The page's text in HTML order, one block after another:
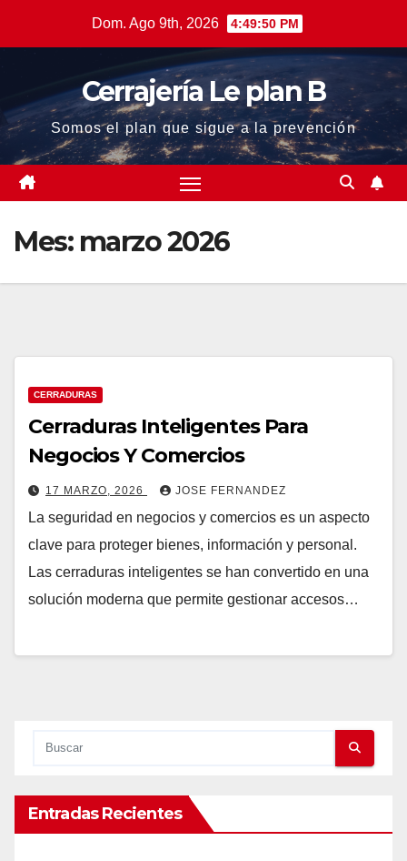
Dom. Ago 9th, 2026 4:49:51 PM
Cerrajería Le plan B
Somos el plan que sigue a la prevención
Mes: marzo 2026
CERRADURAS
Cerraduras Inteligentes Para
Negocios Y Comercios
17 MARZO, 2026 JOSE FERNANDEZ
La seguridad en negocios y comercios es un aspecto
clave para proteger bienes, información y personal.
Las cerraduras inteligentes se han convertido en una
solución moderna que permite gestionar accesos…
Entradas Recientes